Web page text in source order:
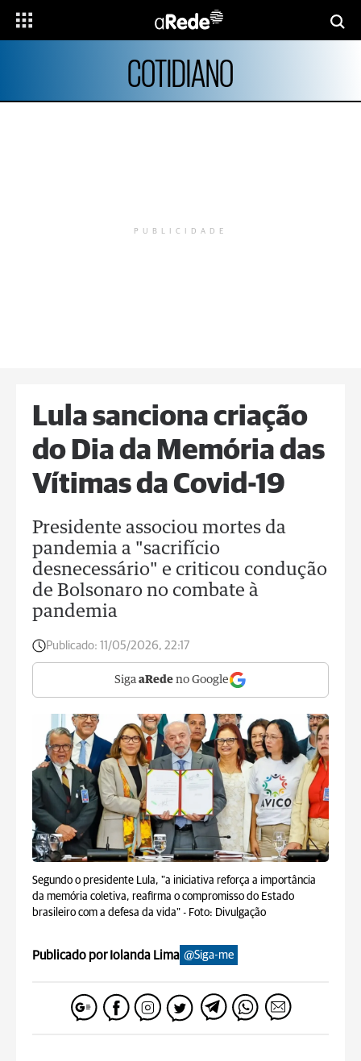
COTIDIANO
PUBLICIDADE
Lula sanciona criação
do Dia da Memória das
Vítimas da Covid-19
Presidente associou mortes da
pandemia a "sacrifício
desnecessário" e criticou condução
de Bolsonaro no combate à
pandemia
Publicado: 11/05/2026, 22:17
Siga aRede no Google
Segundo o presidente Lula, "a iniciativa reforça a importância
da memória coletiva, reafirma o compromisso do Estado
brasileiro com a defesa da vida" - Foto: Divulgação
Publicado por Iolanda Lima @Siga-me